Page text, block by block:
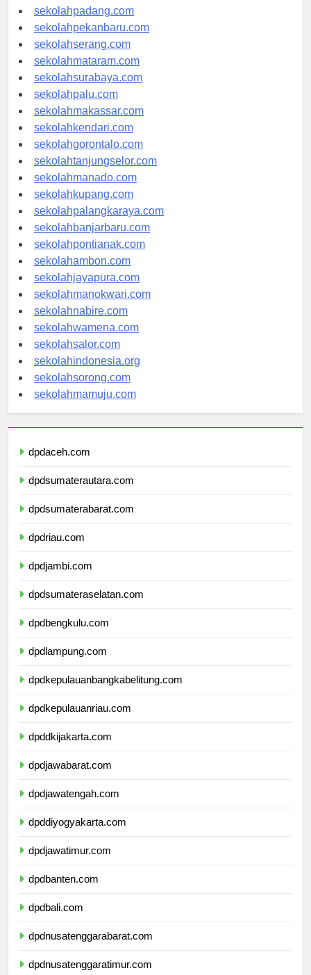
sekolahyogyakarta.com
sekolahpadang.com
sekolahpekanbaru.com
sekolahserang.com
sekolahmataram.com
sekolahsurabaya.com
sekolahpalu.com
sekolahmakassar.com
sekolahkendari.com
sekolahgorontalo.com
sekolahtanjungselor.com
sekolahmanado.com
sekolahkupang.com
sekolahpalangkaraya.com
sekolahbanjarbaru.com
sekolahpontianak.com
sekolahambon.com
sekolahjayapura.com
sekolahmanokwari.com
sekolahnabire.com
sekolahwamena.com
sekolahsalor.com
sekolahindonesia.org
sekolahsorong.com